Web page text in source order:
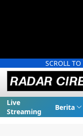
SCROLL
Live
Streaming
Berita